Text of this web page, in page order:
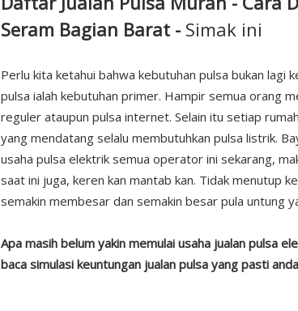
Seram Bagian Barat - Simak ini
Perlu kita ketahui bahwa kebutuhan pulsa bukan lagi
pulsa ialah kebutuhan primer. Hampir semua orang
reguler ataupun pulsa internet. Selain itu setiap
yang mendatang selalu membutuhkan pulsa listrik.
usaha pulsa elektrik semua operator ini sekarang,
saat ini juga, keren kan mantab kan. Tidak menutup
semakin membesar dan semakin besar pula untung
Apa masih belum yakin memulai usaha jualan pulsa
baca simulasi keuntungan jualan pulsa yang pasti